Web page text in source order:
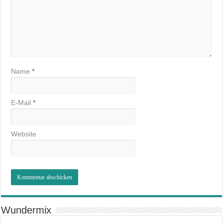
Name*
E-Mail*
Website
Wundermix